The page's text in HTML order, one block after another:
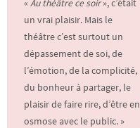
« Au théâtre ce soir», c’était
un vrai plaisir. Mais le
théâtre c’est surtout un
dépassement de soi, de
l’émotion, de la complicité,
du bonheur à partager, le
plaisir de faire rire, d’être en
osmose avec le public. »